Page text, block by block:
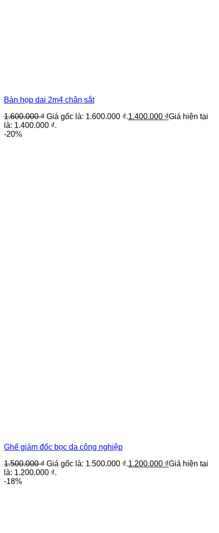
Bàn họp dai 2m4 chân sắt
1.600.000₫ Giá gốc là: 1.600.000 ₫.1.400.000 ₫Giá hiện tại
là: 1.400.000 ₫.
-20%
Ghế giám đốc bọc da công nghiệp
1.500.000₫ Giá gốc là: 1.500.000 ₫.1.200.000 ₫Giá hiện tại
là: 1.200.000 ₫.
-18%